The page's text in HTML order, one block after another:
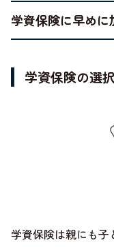
学資保険に早めに
学資保険の選
学資保険は親にも子